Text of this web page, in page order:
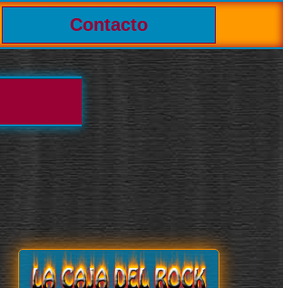
Contacto